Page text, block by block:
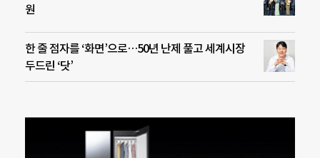
원
한 줄 점자를 ‘화면’으로…50년 난제 풀고 세계시장
두드린 ‘닷’